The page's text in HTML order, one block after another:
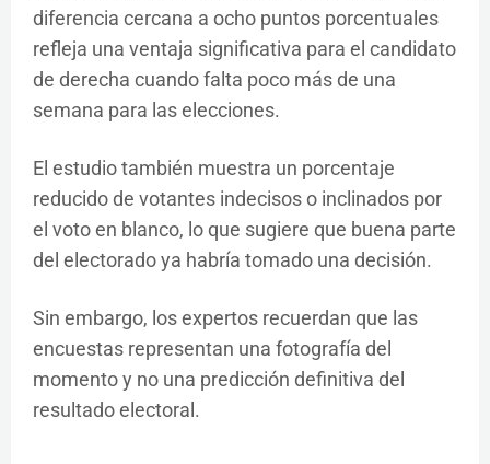
diferencia cercana a ocho puntos porcentuales
refleja una ventaja significativa para el candidato
de derecha cuando falta poco más de una
semana para las elecciones.
El estudio también muestra un porcentaje
reducido de votantes indecisos o inclinados por
el voto en blanco, lo que sugiere que buena parte
del electorado ya habría tomado una decisión.
Sin embargo, los expertos recuerdan que las
encuestas representan una fotografía del
momento y no una predicción definitiva del
resultado electoral.